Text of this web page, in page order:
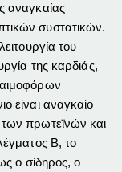
αναγκαίας
συστατικών.
του
της καρδιάς,
είναι αναγκαίο
πρωτεϊνών και
Β, το
ο σίδηρος, ο